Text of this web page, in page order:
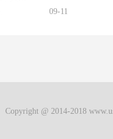
09-11
Copyright @ 2014-2018